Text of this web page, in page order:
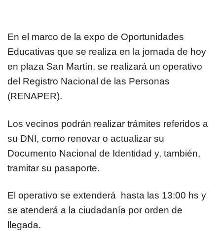
En el marco de la expo de Oportunidades
Educativas que se realiza en la jornada de hoy
en plaza San Martín, se realizará un operativo
del Registro Nacional de las Personas
(RENAPER).
Los vecinos podrán realizar trámites referidos a
su DNI, como renovar o actualizar su
Documento Nacional de Identidad y, también,
tramitar su pasaporte.
El operativo se extenderá hasta las 13:00 hs y
se atenderá a la ciudadanía por orden de
llegada.